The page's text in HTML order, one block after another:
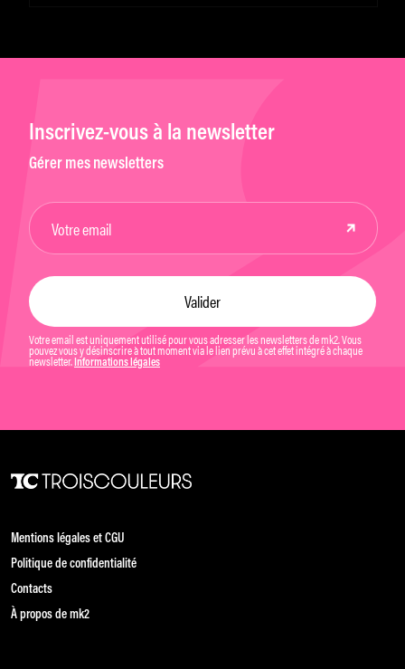
Inscrivez-vous à la newsletter
Gérer mes newsletters
Votre email est uniquement utilisé pour vous adresser les newsletters de mk2. Vous
pouvez vous y désinscrire à tout moment via le lien prévu à cet effet intégré à chaque
newsletter. Informations légales
Mentions légales et CGU
Politique de confidentialité
Contacts
À propos de mk2